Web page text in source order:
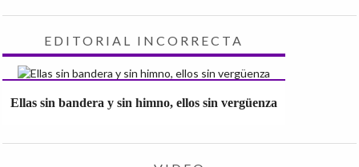
EDITORIAL INCORRECTA
Ellas sin bandera y sin himno, ellos sin vergüenza